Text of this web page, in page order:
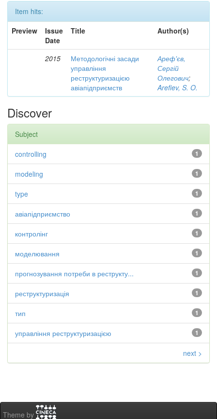
Item hits:
Preview
Issue
Date
Title Author(s)
2015
Методологічні засади
управління
реструктуризацією
авіапідприємств
Ареф'єв,
Сергій
Олегович;
Arefiev, S. O.
Discover
Subject
1
controlling
1
modeling
1
type
1
авіапідприємство
1
контролінг
1
моделювання
1
прогнозування потреби в реструкту...
1
реструктуризація
1
тип
1
управління реструктуризацією
next >
Theme by